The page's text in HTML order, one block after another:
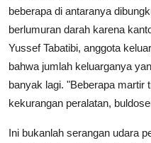
beberapa di antaranya
berlumuran darah karena
Yussef Tabatibi, anggota
bahwa jumlah keluarganya
banyak lagi. "Beberapa martir
kekurangan peralatan,
Ini bukanlah serangan udara